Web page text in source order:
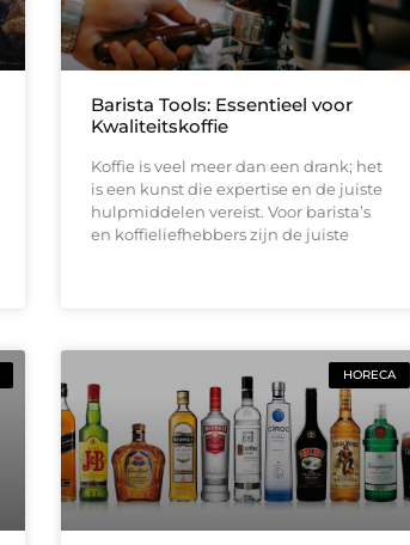
Barista Tools: Essentieel voor
Kwaliteitskoffie
Koffie is veel meer dan een drank; het
is een kunst die expertise en de juiste
hulpmiddelen vereist. Voor barista’s
en koffieliefhebbers zijn de juiste
HORECA